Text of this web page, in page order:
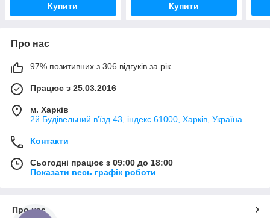
Купити Купити
Про нас
97% позитивних з 306 відгуків за рік
Працює з 25.03.2016
м. Харків
2й Будівельний в'їзд 43, індекс 61000, Харків, Україна
Контакти
Сьогодні працює з 09:00 до 18:00
Показати весь графік роботи
Про нас